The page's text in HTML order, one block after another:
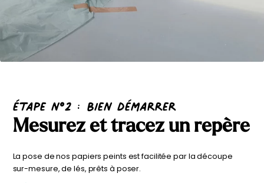
étape n°2 : Bien démarrer
Mesurez et tracez un repère
La pose de nos papiers peints est facilitée par la découpe
sur-mesure, de lés, prêts à poser.